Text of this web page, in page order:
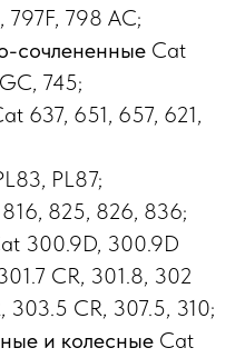
797F, 798 AC;
сочлененные Cat
745;
637, 651, 657, 621,
PL87;
825, 826, 836;
300.9D, 300.9D
CR, 301.8, 302
303.5 CR, 307.5, 310;
и колесные Cat